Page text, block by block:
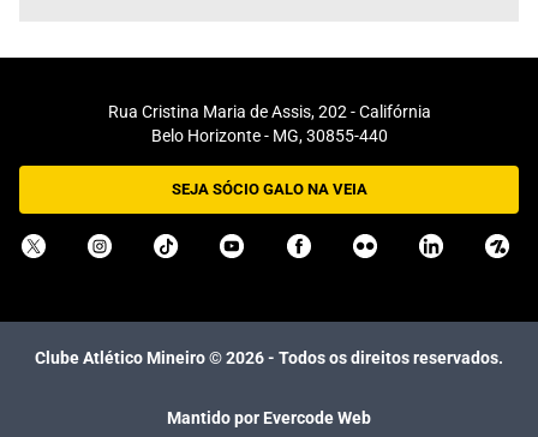
Rua Cristina Maria de Assis, 202 - Califórnia
Belo Horizonte - MG, 30855-440
SEJA SÓCIO GALO NA VEIA
Clube Atlético Mineiro ©2026- Todos os direitos reservados.
Mantido por Evercode Web